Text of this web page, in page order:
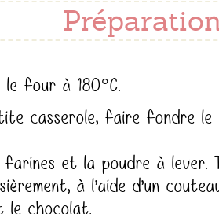
four à 180°C.
casserole, faire fondre
farines et la poudre à lever.
à l’aide d’un
le chocolat.